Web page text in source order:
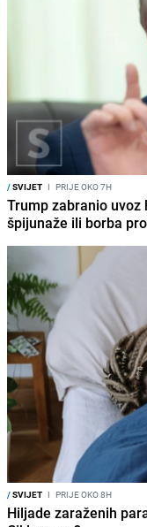
/SVIJET I PRIJE OKO 7H
Trump zabranio uvoz
špijunaže ili borba
/SVIJET I PRIJE OKO 8H
Hiljade zaraženih